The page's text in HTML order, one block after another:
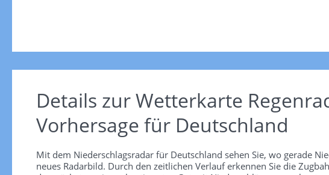
Details zur Wetterkarte
Vorhersage für Deutschland
Mit dem Niederschlagsradar für Deutschland sehen Sie, wo gerade
neues Radarbild. Durch den zeitlichen Verlauf erkennen Sie die